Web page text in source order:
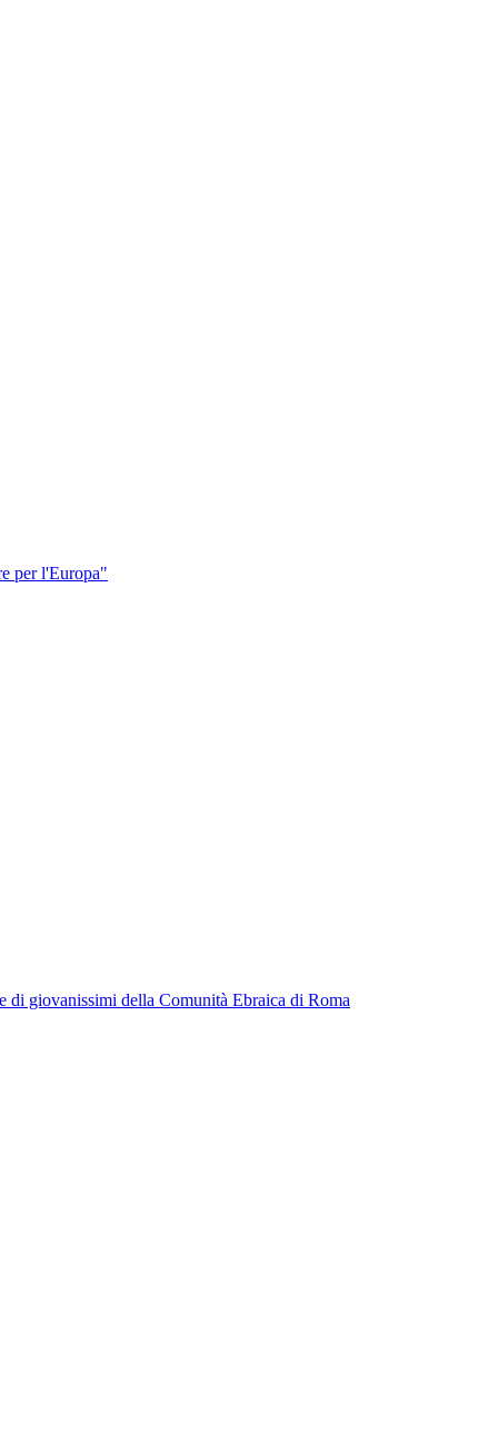
per l'Europa"
di giovanissimi della Comunità Ebraica di Roma